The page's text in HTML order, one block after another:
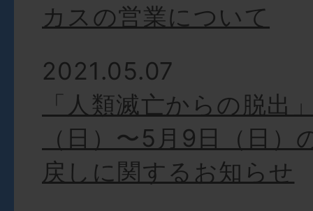
カスの営業について
2021.05.07
「人類滅亡からの脱出
（日）〜5月9日（日）
戻しに関するお知らせ